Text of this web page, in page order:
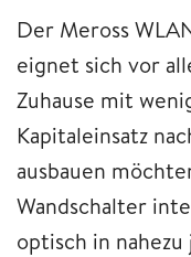
Der Meross
eignet sich vor
Zuhause mit
Kapitaleinsatz
ausbauen
Wandschalter
optisch in